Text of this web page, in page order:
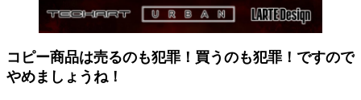
コピー商品は売るのも犯罪！買うのも犯罪！ですので
やめましょうね！